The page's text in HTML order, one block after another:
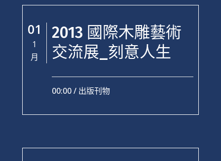
01
1
月
2013 國際木雕藝術
交流展_刻意人生
00:00 / 出版刊物